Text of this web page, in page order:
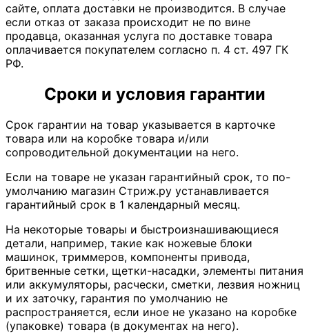
сайте, оплата доставки не производится. В случае
если отказ от заказа происходит не по вине
продавца, оказанная услуга по доставке товара
оплачивается покупателем согласно п. 4 ст. 497 ГК
РФ.
Сроки и условия гарантии
Срок гарантии на товар указывается в карточке
товара или на коробке товара и/или
сопроводительной документации на него.
Если на товаре не указан гарантийный срок, то по-
умолчанию магазин Стриж.ру устанавливается
гарантийный срок в 1 календарный месяц.
На некоторые товары и быстроизнашивающиеся
детали, например, такие как ножевые блоки
машинок, триммеров, компоненты привода,
бритвенные сетки, щетки-насадки, элементы питания
или аккумуляторы, расчески, сметки, лезвия ножниц
и их заточку, гарантия по умолчанию не
распространяется, если иное не указано на коробке
(упаковке) товара (в документах на него).